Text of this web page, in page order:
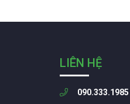
LIÊN HỆ
090.333.1985